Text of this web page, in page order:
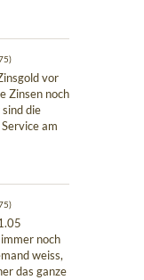
vor
Zinsen noch
die
am
noch
weiss,
das ganze